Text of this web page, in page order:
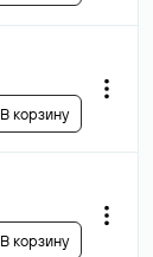
В корзину
В корзину